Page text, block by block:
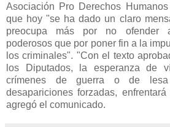
Asociación Pro Derechos
que hoy "se ha dado un claro
preocupa más por no ofender
poderosos que por poner fin a la
los criminales". "Con el texto
los Diputados, la esperanza de
crímenes de guerra o de lesa
desapariciones forzadas,
agregó el comunicado.